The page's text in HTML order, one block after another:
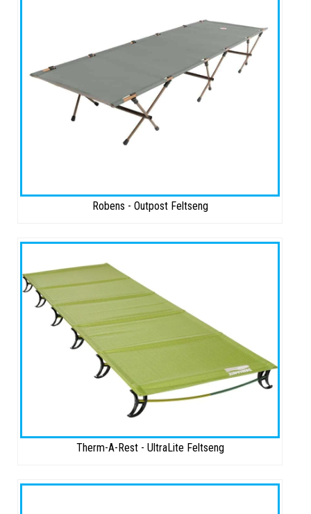
Robens - Outpost Feltseng
Therm-A-Rest - UltraLite Feltseng